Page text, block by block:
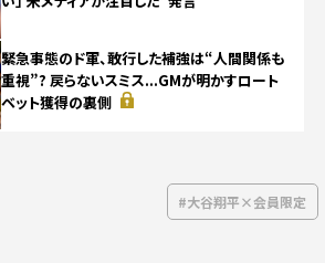
緊急事態のド軍、敢行した補強は“人間関係も
重視”? 戻らないスミス...GMが明かすロート
ベット獲得の裏側
#大谷翔平×会員限定